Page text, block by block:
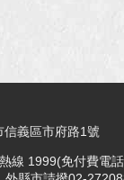
義區市府路1號
線 1999(免付費電